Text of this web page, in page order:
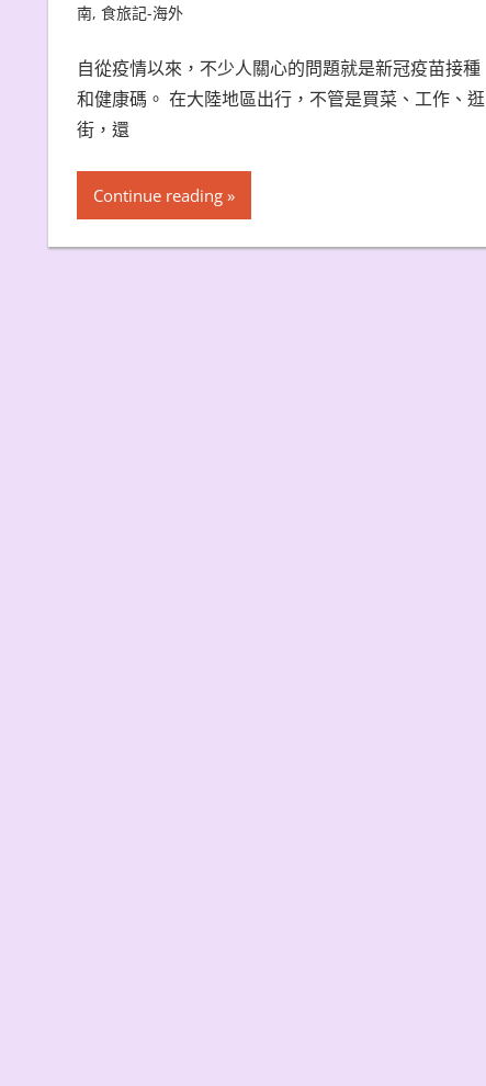
南, 食旅記-海外
自從疫情以來，不少人關心的問題就是新冠疫苗接種
和健康碼。 在大陸地區出行，不管是買菜、工作、逛
街，還
Continue reading